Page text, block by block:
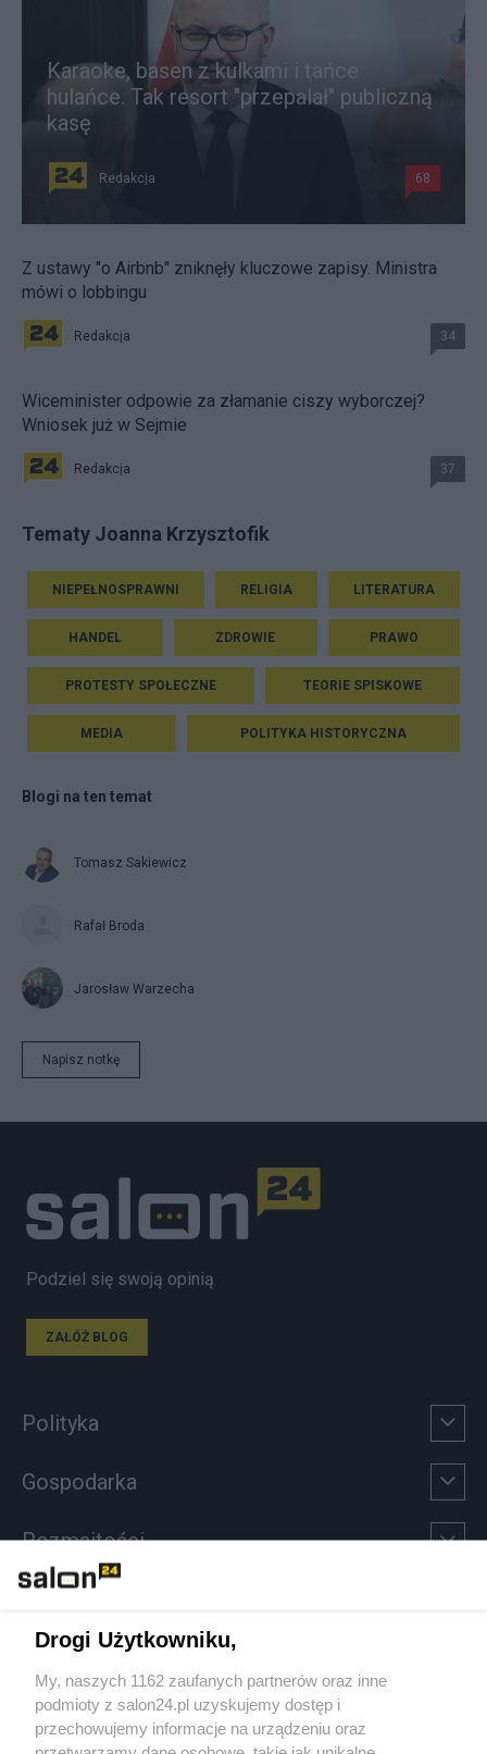
Karaoke, basen z kulkami i tańce
hulańce. Tak resort "przepalał" publiczną
kasę
Redakcja 68
Z ustawy "o Airbnb" zniknęły kluczowe zapisy. Ministra
mówi o lobbingu
Redakcja 34
Wiceminister odpowie za złamanie ciszy wyborczej?
Wniosek już w Sejmie
Redakcja 37
Tematy Joanna Krzysztofik
NIEPEŁNOSPRAWNI RELIGIA LITERATURA
HANDEL ZDROWIE PRAWO
PROTESTY SPOŁECZNE TEORIE SPISKOWE
MEDIA POLITYKA HISTORYCZNA
Blogi na ten temat
Tomasz Sakiewicz
Rafał Broda
Jarosław Warzecha
Napisz notkę
Podziel się swoją opinią
ZAŁÓŻ BLOG
Polityka
Gospodarka
Rozmaitości
Sport
Społeczeństwo
Drogi Użytkowniku,
My, naszych 1162 zaufanych partnerów oraz inne
podmioty z salon24.pl uzyskujemy dostęp i
przechowujemy informacje na urządzeniu oraz